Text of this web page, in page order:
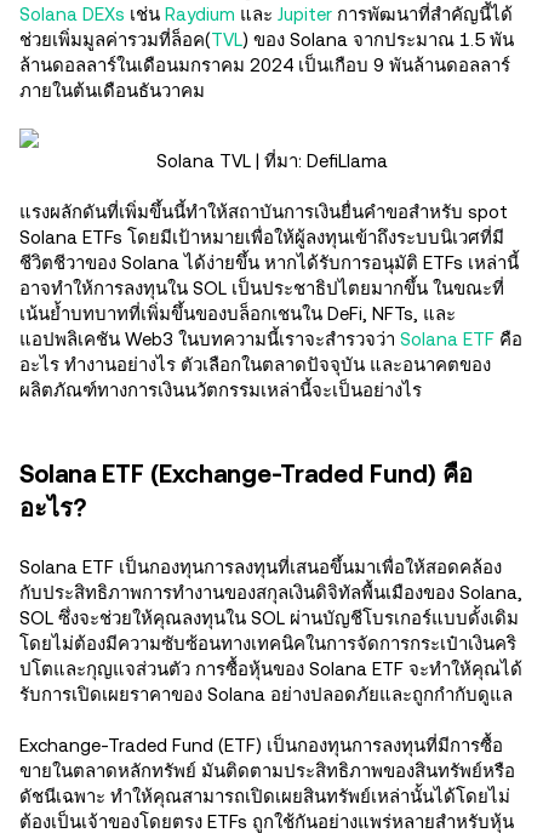
Solana DEXs เช่น Raydium และ Jupiter การพัฒนาที่สำคัญนี้ได้
ช่วยเพิ่มมูลค่ารวมที่ล็อค(TVL) ของ Solana จากประมาณ 1.5 พัน
ล้านดอลลาร์ในเดือนมกราคม 2024 เป็นเกือบ 9 พันล้านดอลลาร์
ภายในต้นเดือนธันวาคม
Solana TVL | ที่มา: DefiLlama
แรงผลักดันที่เพิ่มขึ้นนี้ทำให้สถาบันการเงินยื่นคำขอสำหรับ spot
Solana ETFs โดยมีเป้าหมายเพื่อให้ผู้ลงทุนเข้าถึงระบบนิเวศที่มี
ชีวิตชีวาของ Solana ได้ง่ายขึ้น หากได้รับการอนุมัติ ETFs เหล่านี้
อาจทำให้การลงทุนใน SOL เป็นประชาธิปไตยมากขึ้น ในขณะที่
เน้นย้ำบทบาทที่เพิ่มขึ้นของบล็อกเชนใน DeFi, NFTs, และ
แอปพลิเคชัน Web3 ในบทความนี้เราจะสำรวจว่า Solana ETF คือ
อะไร ทำงานอย่างไร ตัวเลือกในตลาดปัจจุบัน และอนาคตของ
ผลิตภัณฑ์ทางการเงินนวัตกรรมเหล่านี้จะเป็นอย่างไร
Solana ETF (Exchange-Traded Fund) คือ
อะไร?
Solana ETF เป็นกองทุนการลงทุนที่เสนอขึ้นมาเพื่อให้สอดคล้อง
กับประสิทธิภาพการทำงานของสกุลเงินดิจิทัลพื้นเมืองของ Solana,
SOL ซึ่งจะช่วยให้คุณลงทุนใน SOL ผ่านบัญชีโบรเกอร์แบบดั้งเดิม
โดยไม่ต้องมีความซับซ้อนทางเทคนิคในการจัดการกระเป๋าเงินคริ
ปโตและกุญแจส่วนตัว การซื้อหุ้นของ Solana ETF จะทำให้คุณได้
รับการเปิดเผยราคาของ Solana อย่างปลอดภัยและถูกกำกับดูแล
Exchange-Traded Fund (ETF) เป็นกองทุนการลงทุนที่มีการซื้อ
ขายในตลาดหลักทรัพย์ มันติดตามประสิทธิภาพของสินทรัพย์หรือ
ดัชนีเฉพาะ ทำให้คุณสามารถเปิดเผยสินทรัพย์เหล่านั้นได้โดยไม่
ต้องเป็นเจ้าของโดยตรง ETFs ถูกใช้กันอย่างแพร่หลายสำหรับหุ้น